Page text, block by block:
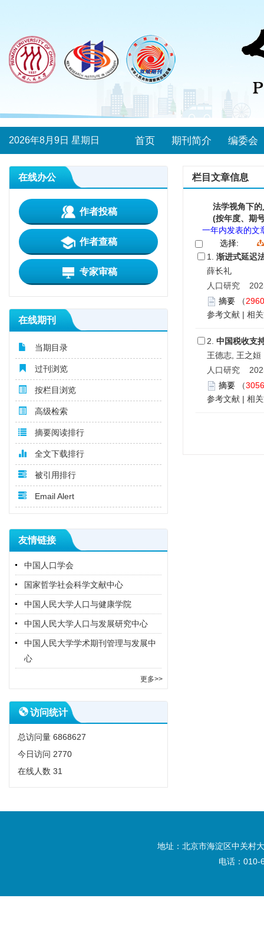
2026年8月9日 星期日 首页 期刊简介 编委会
在线办公
作者投稿
作者查稿
专家审稿
在线期刊
当期目录
过刊浏览
按栏目浏览
高级检索
摘要阅读排行
全文下载排行
被引用排行
Email Alert
友情链接
中国人口学会
国家哲学社会科学文献中心
中国人民大学人口与健康学院
中国人民大学人口与发展研究中心
中国人民大学学术期刊管理与发展中
心
更多>>
访问统计
总访问量 6868627
今日访问 2770
在线人数 31
栏目文章信息
法学视角下
(按年度、期
一年内发表的文
选择:
1. 渐进式延迟
薛长礼
人口研究
摘要 （2960
参考文献 | 相
2. 中国税收支
王德志, 王之姮
人口研究
摘要 （3056
参考文献 | 相
地址：北京市海淀区中关村
电话：